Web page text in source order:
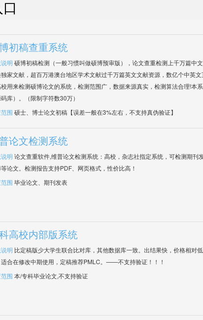
初稿查重系统
明 硕博初稿检测（一般习惯叫做硕博预审版），论文查重检测上千万篇中
家文献，超百万港澳台地区学术文献过千万篇英文文献资源，数亿个中英
用来检测硕博论文的系统，检测范围广，数据来源真实，检测算法合理!本
库）。（限制字符数30万）
围 硕士、博士论文初稿【误差一般在3%左右，不支持真伪验证】
论文检测系统
明 论文查重软件,维普论文检测系统：高校，杂志社指定系统，可检测期刊
论文。检测报告支持PDF、网页格式，性价比高！
围 毕业论文、期刊发表
高校内部版系统
明 比定稿版少大学生联合比对库，其他数据库一致。出结果快，价格相对
合在修改中期使用，定稿推荐PMLC。——不支持验证！！！
围 本/专科毕业论文,不支持验证